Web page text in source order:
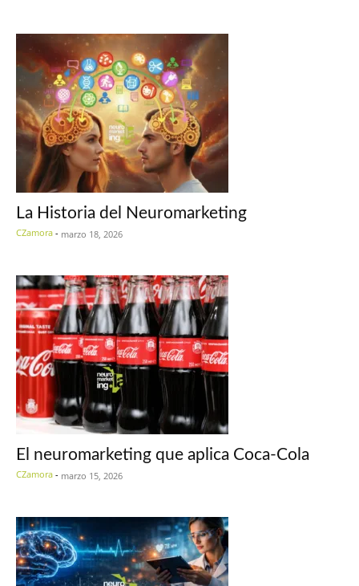
La Historia del Neuromarketing
CZamora - marzo 18, 2026
El neuromarketing que aplica Coca-Cola
CZamora - marzo 15, 2026